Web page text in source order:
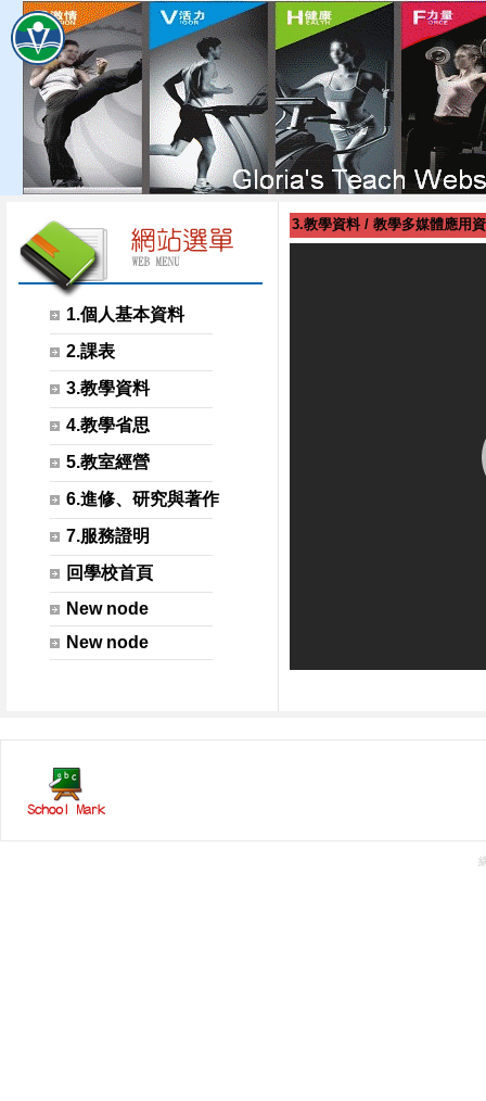
1.個人基本資料
2.課表
3.教學資料
4.教學省思
5.教室經營
6.進修、研究與著作
7.服務證明
回學校首頁
New node
New node
3.教學資料/ 教學多媒體應用